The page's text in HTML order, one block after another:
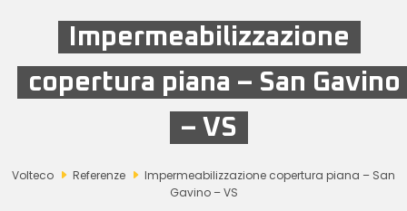
Impermeabilizzazione
copertura piana – San Gavino
– VS
Volteco Referenze
Impermeabilizzazione copertura piana – San
Gavino – VS